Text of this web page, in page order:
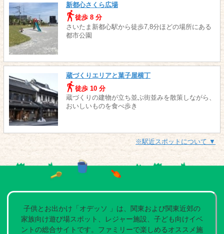
新都心さくら広場
徒歩 8 分
さいたま新都心駅から徒歩7,8分ほどの場所にある
都市公園
蔵づくりエリアと菓子屋横丁
徒歩 10 分
蔵づくりの建物が立ち並ぶ街並みを散策しながら、
おいしいものを食べ歩き
※駅近スポットについて ▼
子供とお出かけ「オデッソ 」は、関東および関東近郊の
家族向け遊び場スポット、レジャー施設、子ども向けイベ
ントの総合サイトです。ファミリーで楽しめるオススメ施